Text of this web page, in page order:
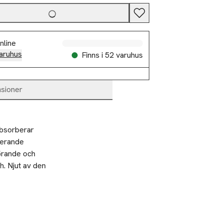
Finns i 52 varuhus
och
Njut av den